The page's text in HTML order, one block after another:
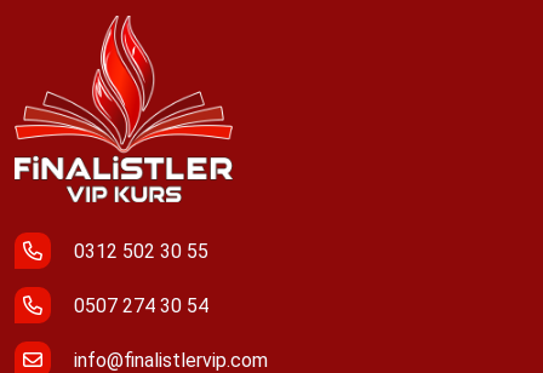
0312 502 30 55
0507 274 30 54
info@finalistlervip.com